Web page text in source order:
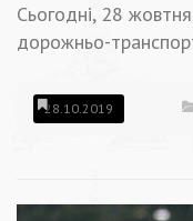
Сьогодні, 28
дорожньо-
28.10.2019